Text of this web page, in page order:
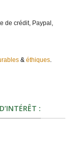
de crédit, Paypal,
& éthiques.
: